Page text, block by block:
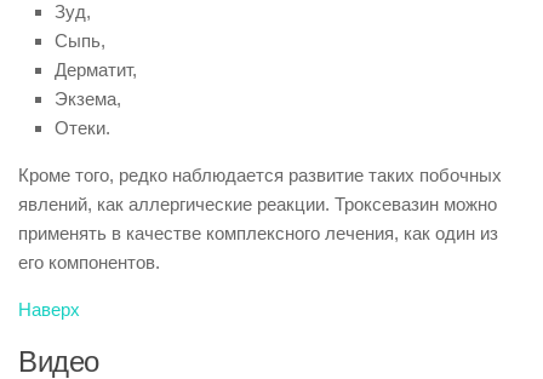
Зуд,
Сыпь,
Дерматит,
Экзема,
Отеки.
Кроме того, редко наблюдается развитие таких побочных
явлений, как аллергические реакции. Троксевазин можно
применять в качестве комплексного лечения, как один из
его компонентов.
Наверх
Видео